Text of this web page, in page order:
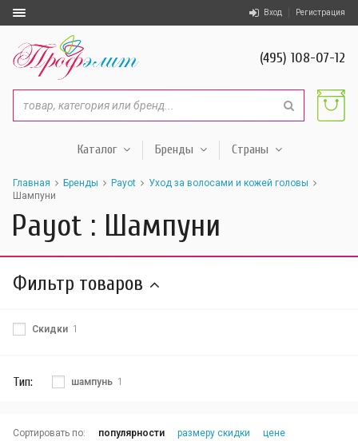
Вход Регистрация
(495) 108-07-12
Каталог Бренды Страны
Главная Бренды Payot
Уход за волосами и кожей головы
Шампуни
Payot : Шампуни
Фильтр товаров
Скидки 1
Тип: шампунь 1
Сортировать по: популярности размеру скидки цене